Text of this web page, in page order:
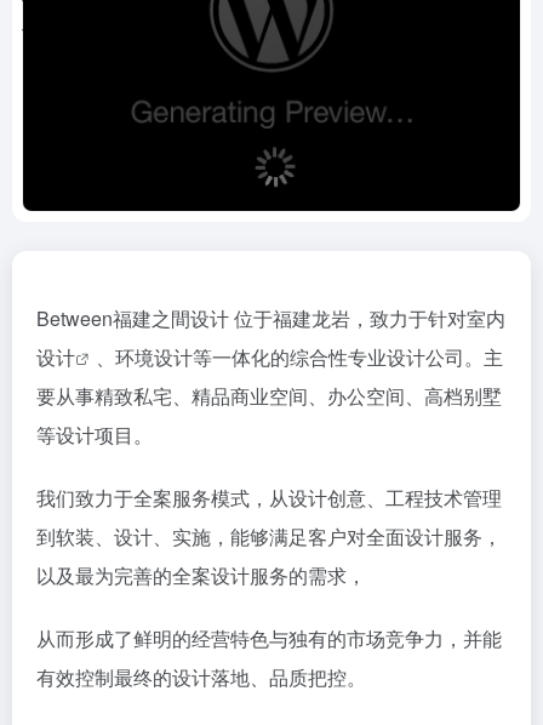
Between福建之間设计 位于福建龙岩，致力于针对室内
设计
、环境设计等一体化的综合性专业设计公司。主
要从事精致私宅、精品商业空间、办公空间、高档别墅
等设计项目。
我们致力于全案服务模式，从设计创意、工程技术管理
到软装、设计、实施，能够满足客户对全面设计服务，
以及最为完善的全案设计服务的需求，
从而形成了鲜明的经营特色与独有的市场竞争力，并能
有效控制最终的设计落地、品质把控。